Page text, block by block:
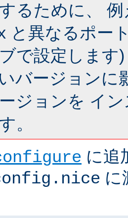
るために、
と異なるポー
で設定します
バージョンに
ジョンを イ
。
に追
に